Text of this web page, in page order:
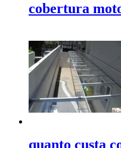
cobertura
quanto custa